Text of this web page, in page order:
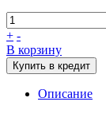
+ -
В корзину
Купить в кредит
Описание